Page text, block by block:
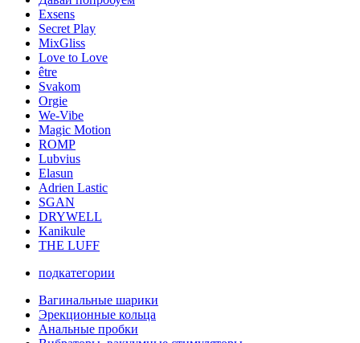
Exsens
Secret Play
MixGliss
Love to Love
être
Svakom
Orgie
We-Vibe
Magic Motion
ROMP
Lubvius
Elasun
Adrien Lastic
SGAN
DRYWELL
Kanikule
THE LUFF
подкатегории
Вагинальные шарики
Эрекционные кольца
Анальные пробки